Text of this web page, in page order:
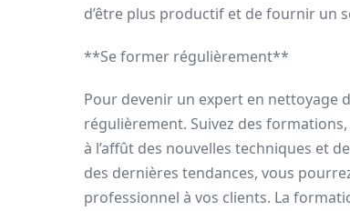
d’être plus productif et de fournir un
**Se former régulièrement**
Pour devenir un expert en nettoyage
régulièrement. Suivez des
à l’affût des nouvelles techniques et
des dernières tendances, vous
professionnel à vos clients. La